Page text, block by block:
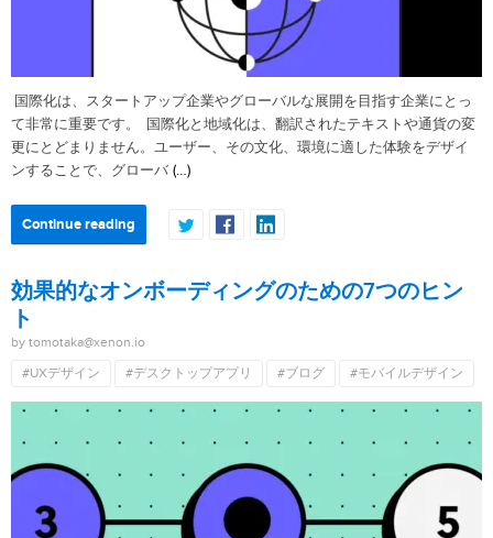
国際化は、スタートアップ企業やグローバルな展開を目指す企業にとっ
て非常に重要です。 国際化と地域化は、翻訳されたテキストや通貨の変
更にとどまりません。ユーザー、その文化、環境に適した体験をデザイ
ンすることで、グローバ (…)
Continue reading
効果的なオンボーディングのための7つのヒン
ト
by tomotaka@xenon.io
#UXデザイン
#デスクトップアプリ #ブログ #モバイルデザイン